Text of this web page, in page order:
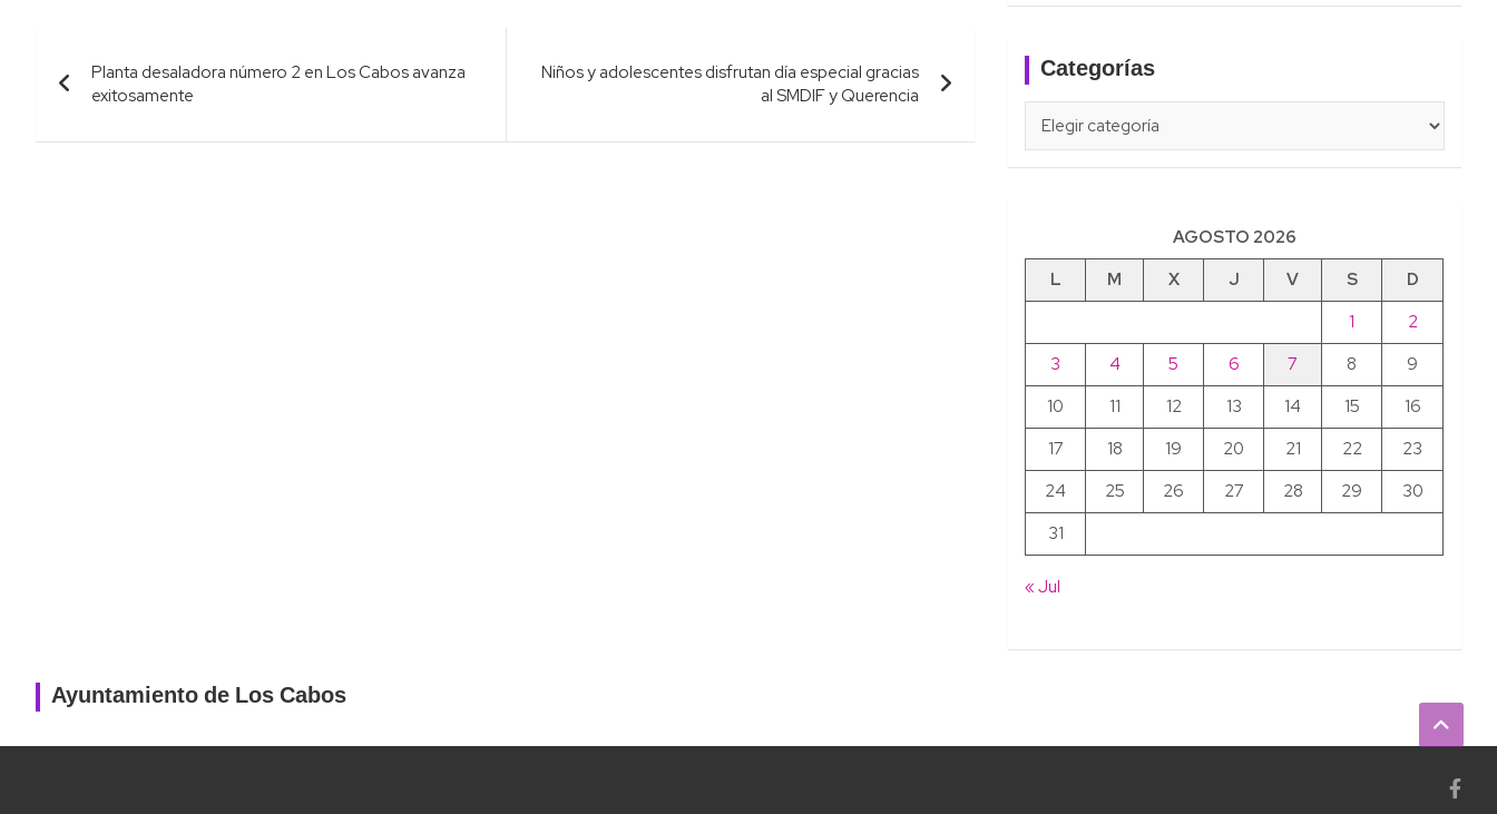
Navegación
de
entradas
Planta desaladora número 2 en Los Cabos avanza
exitosamente
Niños y adolescentes disfrutan día especial gracias
al SMDIF y Querencia
Categorías
AGOSTO 2026
L
M X J V S
D
1
2
3
4 5 6 7 8
9
10
11 12 13 14 15
16
17
18 19 20 21 22
23
24
25 26 27 28 29
30
31
« Jul
Ayuntamiento de Los Cabos